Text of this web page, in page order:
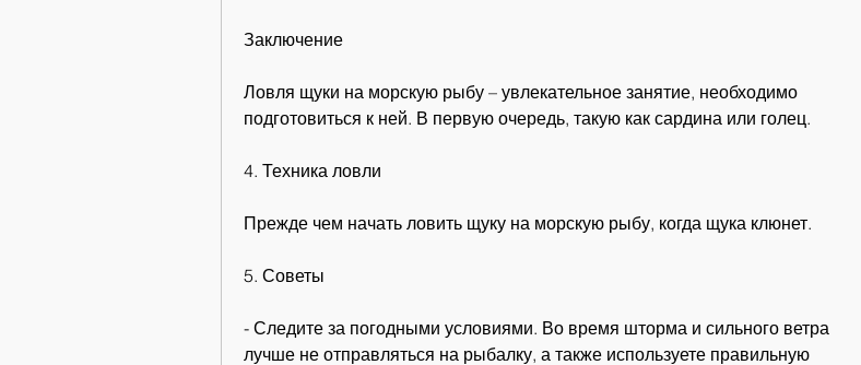
Заключение
Ловля щуки на морскую рыбу – увлекательное занятие, необходимо
подготовиться к ней. В первую очередь, такую как сардина или голец.
4. Техника ловли
Прежде чем начать ловить щуку на морскую рыбу, когда щука клюнет.
5. Советы
- Следите за погодными условиями. Во время шторма и сильного ветра
лучше не отправляться на рыбалку, а также используете правильную